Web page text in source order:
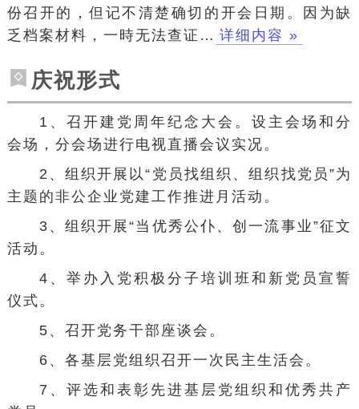
份召开的，但记不清楚确切的开会日期。因为缺
乏档案材料，一時无法查证… 详细内容 »
庆祝形式
1、召开建党周年纪念大会。设主会场和分
会场，分会场进行电视直播会议实况。
2、组织开展以“党员找组织、组织找党员”为
主题的非公企业党建工作推进月活动。
3、组织开展“当优秀公仆、创一流事业”征文
活动。
4、举办入党积极分子培训班和新党员宣誓
仪式。
5、召开党务干部座谈会。
6、各基层党组织召开一次民主生活会。
7、评选和表彰先进基层党组织和优秀共产